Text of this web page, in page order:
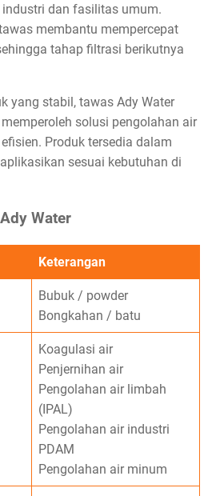
dan fasilitas umum.
membantu mempercepat
tahap filtrasi berikutnya
yang stabil, tawas Ady Water
solusi pengolahan air
Produk tersedia dalam
sesuai kebutuhan di
Water
Keterangan
Bubuk / powder
Bongkahan / batu
Koagulasi air
Penjernihan air
Pengolahan air limbah
(IPAL)
Pengolahan air industri
PDAM
Pengolahan air minum